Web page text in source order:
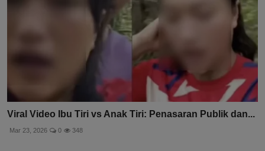
Viral Video Ibu Tiri vs Anak Tiri: Penasaran Publik dan...
Mar 23, 2026 0 348